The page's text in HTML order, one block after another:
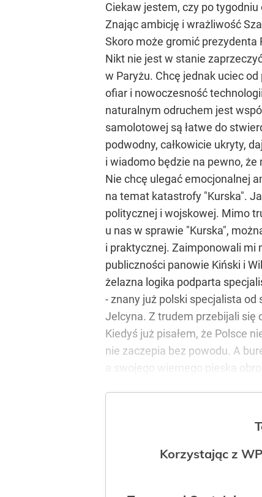
Ciekaw jestem, czy po
Znając ambicję i wrażliwość
Skoro może gromić prezydenta
Nikt nie jest w stanie
w Paryżu. Chcę jednak uciec
ofiar i nowoczesność
naturalnym odruchem jest
samolotowej są łatwe do
podwodny, całkowicie ukryty,
i wiadomo będzie na pewno,
Nie chcę ulegać emocjonalnej
na temat katastrofy "Kurska".
politycznej i wojskowej. Mimo
u nas w sprawie "Kurska",
i praktycznej. Zaimponowali mi
publiczności panowie Kiński i
żelazna logika podparta
- znany już polski specjalista
Jelcyna. Z trudem przebijali się
Kiedyś już pisałem, że Polsce
nie zaczepia bez powodu. A
a swojego wiernego pieska
Korzystając z